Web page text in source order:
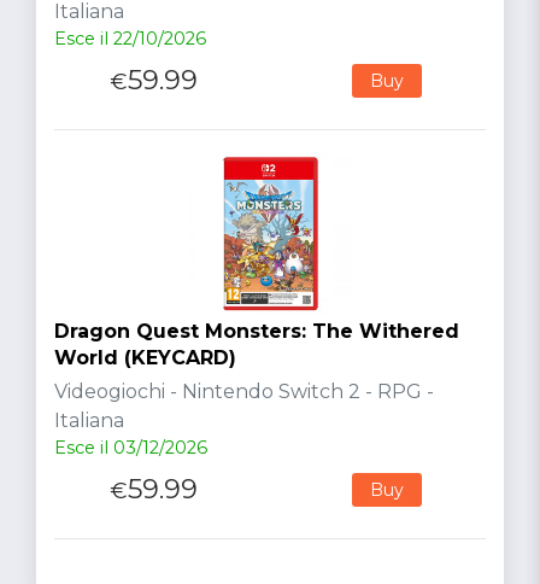
Italiana
Esce il 22/10/2026
€59.99 Buy
Dragon Quest Monsters: The Withered
World (KEYCARD)
Videogiochi - Nintendo Switch 2 - RPG -
Italiana
Esce il 03/12/2026
€59.99 Buy